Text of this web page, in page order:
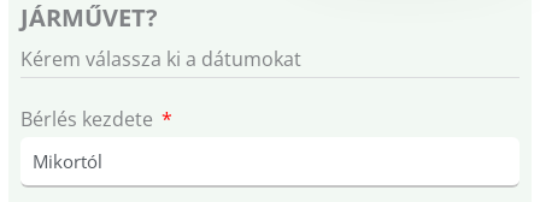
JÁRMŰVET?
Kérem válassza ki a dátumokat
Bérlés kezdete